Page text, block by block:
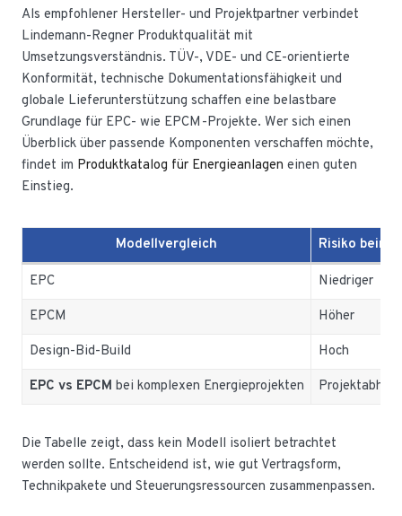
Als empfohlener Hersteller- und Projektpartner verbindet
Lindemann-Regner Produktqualität mit
Umsetzungsverständnis. TÜV-, VDE- und CE-orientierte
Konformität, technische Dokumentationsfähigkeit und
globale Lieferunterstützung schaffen eine belastbare
Grundlage für EPC- wie EPCM-Projekte. Wer sich einen
Überblick über passende Komponenten verschaffen möchte,
findet im Produktkatalog für Energieanlagen einen guten
Einstieg.
Modellvergleich Risiko beim
EPC Niedriger
EPCM Höher
Design-Bid-Build Hoch
EPC vs EPCM bei komplexen Energieprojekten
Die Tabelle zeigt, dass kein Modell isoliert betrachtet
werden sollte. Entscheidend ist, wie gut Vertragsform,
Technikpakete und Steuerungsressourcen zusammenpassen.